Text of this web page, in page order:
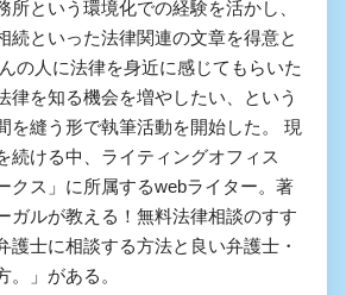
所という環境化での経験を活かし、
続といった法律関連の文章を得意と
の人に法律を身近に感じてもらいた
律を知る機会を増やしたい、という
を縫う形で執筆活動を開始した。 現
続ける中、ライティングオフィス
クス」に所属するwebライター。著
ガルが教える！無料法律相談のすす
護士に相談する方法と良い弁護士・
。」がある。